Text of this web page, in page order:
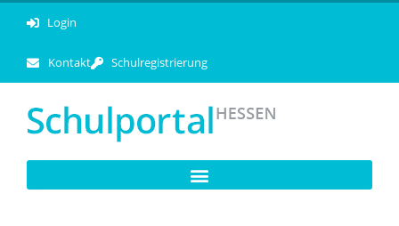
Login
Kontakt Schulregistrierung